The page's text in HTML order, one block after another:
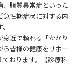
、脂質異常症といった
急性期症状に対する内
近で頼れる「かかり
ら皆様の健康をサポー
ております。【診療科